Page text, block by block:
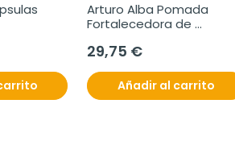
Arturo Alba Pomada
Fortalecedora de
29,75 €
Añadir al carrito